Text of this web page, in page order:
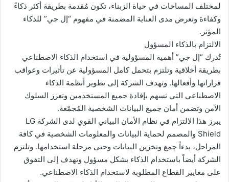
لمختلف المساحات في حياة الزبناء، تكون مُقدمة بطريقة أكثر ذكاءً
وكفاءة وتعرض مدى العناية المضمنة في مفهوم “إل جي” للذكاء
المؤثر.
الالتزام بالذكاء المسؤول
تُدرك “إل جي” أهمية المسؤولية في استخدام الذكاء الاصطناعي
بطريقة أخلاقية وتلتزم بتحمل كامل المسؤولية عن تأثيرات وعواقب
قراراتها وأفعالها. وتهدف الشركة إلى تطوير أنظمة الذكاء
الاصطناعي التي تسهم بإفادة جميع المستخدمين وتعزز السلوك
الآمن وتضمن أمان جميع البيانات الشخصية المُجمّعة.
يبرز هذا الالتزام في نظام الأمان البياني القوي لدى الشركة LG
Shield والمصمم لحماية البيانات والمعلومات الشخصية في كافة
المراحل، بدءاً جمع وتخزين البيانات وحتى مرحلة استخدامها. وتلتزم
الشركة أيضاً باستخدام الذكاء بشكل مسؤول وتهدف إلى التفوق
على معايير القطاع المطلوبة لاستخدام الذكاء الاصطناعي.